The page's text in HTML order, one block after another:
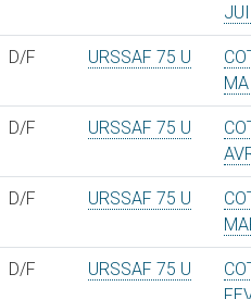
D/F URSSAF 75 U
D/F URSSAF 75 U
D/F URSSAF 75 U
D/F URSSAF 75 U